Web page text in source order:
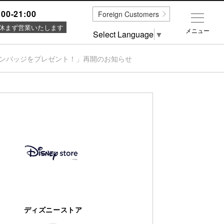
21:00
まず営業いたします
バッジをプレゼント！」再開のお知らせ
ディズニーストア
メニュー
Foreign Customers
Select Language ▼